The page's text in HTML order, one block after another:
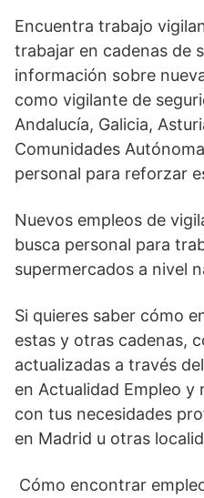
Encuentra trabajo
trabajar en cadenas de
información sobre
como vigilante de
Andalucía, Galicia,
Comunidades
personal para reforzar
Nuevos empleos de
busca personal para
supermercados a nivel
Si quieres saber cómo
estas y otras cadenas,
actualizadas a través
en Actualidad Empleo y
con tus necesidades
en Madrid u otras
Cómo encontrar